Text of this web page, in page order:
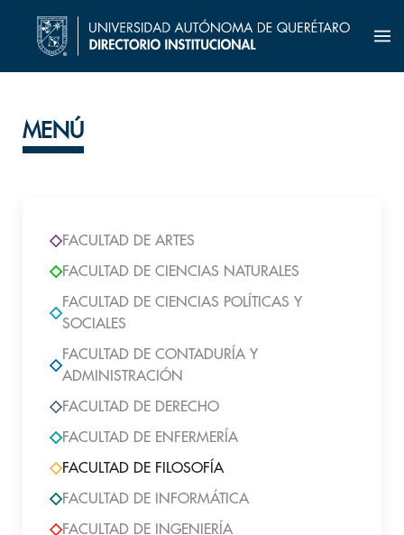
MENÚ
FACULTAD DE ARTES
FACULTAD DE CIENCIAS NATURALES
FACULTAD DE CIENCIAS POLÍTICAS Y
SOCIALES
FACULTAD DE CONTADURÍA Y
ADMINISTRACIÓN
FACULTAD DE DERECHO
FACULTAD DE ENFERMERÍA
FACULTAD DE FILOSOFÍA
FACULTAD DE INFORMÁTICA
FACULTAD DE INGENIERÍA